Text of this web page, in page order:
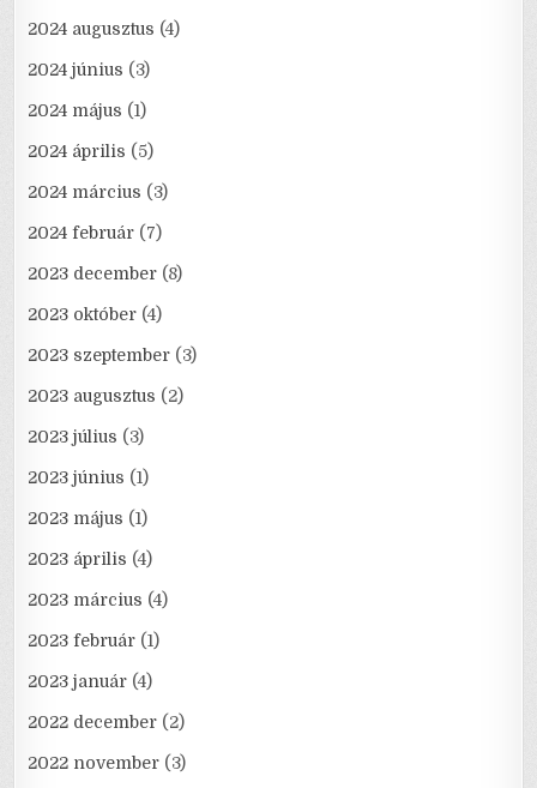
2024 augusztus (4)
2024 június (3)
2024 május (1)
2024 április (5)
2024 március (3)
2024 február (7)
2023 december (8)
2023 október (4)
2023 szeptember (3)
2023 augusztus (2)
2023 július (3)
2023 június (1)
2023 május (1)
2023 április (4)
2023 március (4)
2023 február (1)
2023 január (4)
2022 december (2)
2022 november (3)